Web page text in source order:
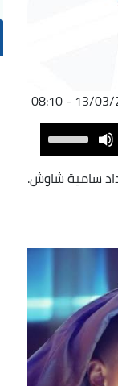
13/03/
Player
Arrow
keys
or
سامية شاوش.